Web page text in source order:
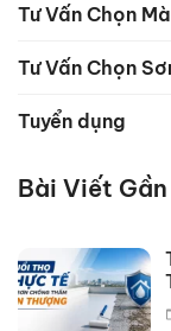
Tư Vấn Chọn
Tư Vấn Chọn
Tuyển dụng
Bài Viết